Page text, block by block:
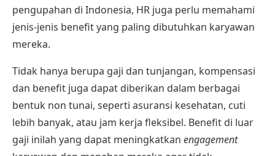
pengupahan di Indonesia, HR juga perlu memahami
jenis-jenis benefit yang paling dibutuhkan karyawan
mereka.
Tidak hanya berupa gaji dan tunjangan, kompensasi
dan benefit juga dapat diberikan dalam berbagai
bentuk non tunai, seperti asuransi kesehatan, cuti
lebih banyak, atau jam kerja fleksibel. Benefit di luar
gaji inilah yang dapat meningkatkan engagement